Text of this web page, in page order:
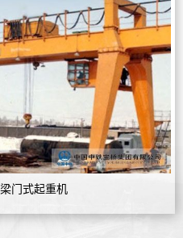
门式起重机